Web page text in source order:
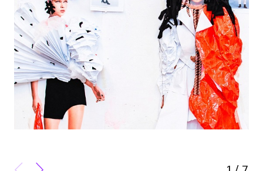
Дизайн одежды
Стайлинг
Современная живопись
UX/UI-дизайн
Маркетинг
Все программы
о
мероприятии